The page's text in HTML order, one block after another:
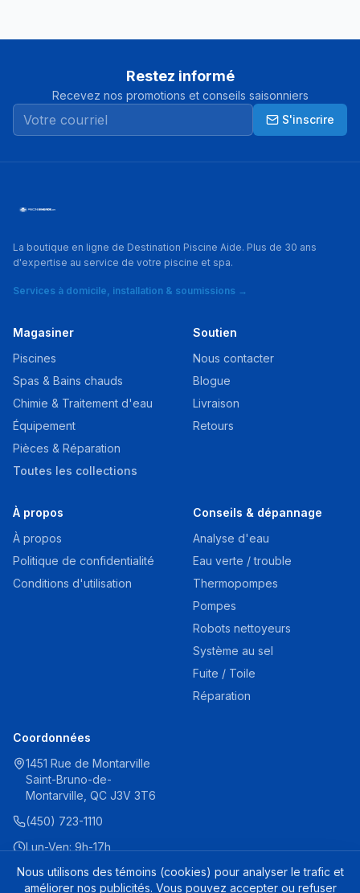
Restez informé
Recevez nos promotions et conseils saisonniers
S'inscrire
La boutique en ligne de Destination Piscine Aide. Plus de 30 ans
d'expertise au service de votre piscine et spa.
Services à domicile, installation & soumissions →
Magasiner
Piscines
Spas & Bains chauds
Chimie & Traitement d'eau
Équipement
Pièces & Réparation
Toutes les collections
Soutien
Nous contacter
Blogue
Livraison
Retours
À propos
À propos
Politique de confidentialité
Conditions d'utilisation
Conseils & dépannage
Analyse d'eau
Eau verte / trouble
Thermopompes
Pompes
Robots nettoyeurs
Système au sel
Fuite / Toile
Réparation
Coordonnées
1451 Rue de Montarville
Saint-Bruno-de-
Montarville, QC J3V 3T6
(450) 723-1110
Lun-Ven: 9h-17h
Nous utilisons des témoins (cookies) pour analyser le trafic et
améliorer nos publicités. Vous pouvez accepter ou refuser